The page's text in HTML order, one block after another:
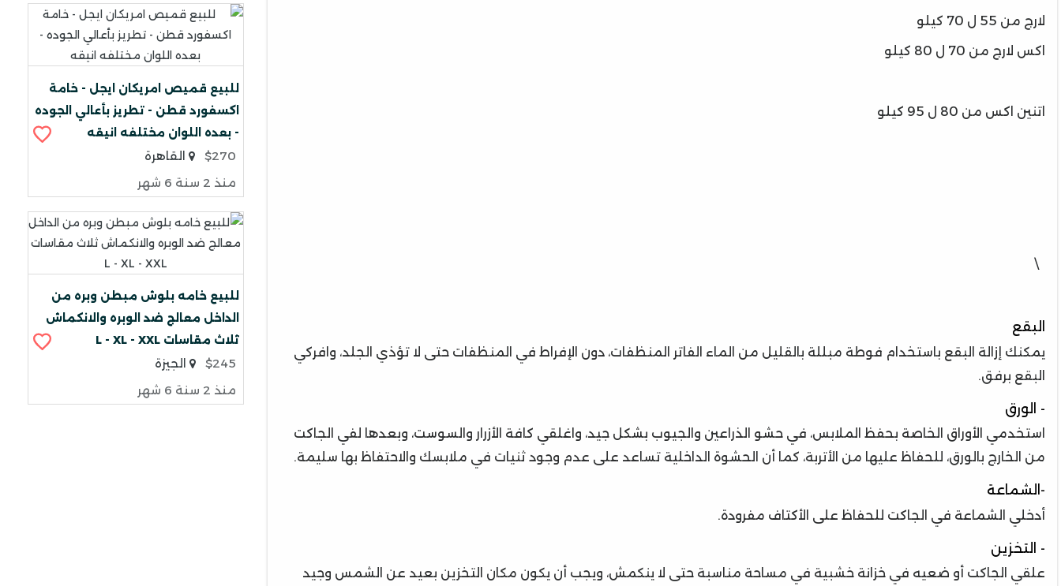
لارج من 55 ل 70 كيلو
اكس لارج من 70 ل 80 كيلو
اتنين اكس من 80 ل 95 كيلو
\
البقع
يمكنك إزالة البقع باستخدام فوطة مبللة بالقليل من الماء الفاتر المنظفات، دون الإفراط في المنظفات حتى لا تؤذي الجلد، وافركي
البقع برفق.
- الورق
استخدمي الأوراق الخاصة بحفظ الملابس، في حشو الذراعين والجيوب بشكل جيد، واغلقي كافة الأزرار والسوست، وبعدها لفي الجاكت
من الخارج بالورق، للحفاظ عليها من الأتربة، كما أن الحشوة الداخلية تساعد على عدم وجود ثنيات في ملابسك والاحتفاظ بها سليمة.
-الشماعة
أدخلي الشماعة في الجاكت للحفاظ على الأكتاف مفرودة.
- التخزين
علقي الجاكت أو ضعيه في خزانة خشبية في مساحة مناسبة حتى لا ينكمش، ويجب أن يكون مكان التخزين بعيد عن الشمس وجيد
للبيع قميص امريكان ايجل - خامة
اكسفورد قطن - تطريز بأعالي الجوده
- بعده اللوان مختلفه انيقه
$270
القاهرة
منذ 2 سنة 6 شهر
للبيع خامه بلوش مبطن وبره من
الداخل معالج ضد الوبره والانكماش
ثلاث مقاسات L - XL - XXL
$245
الجيزة
منذ 2 سنة 6 شهر